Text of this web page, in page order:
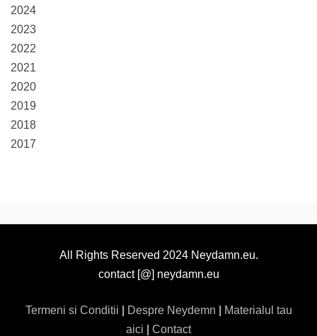
2024
2023
2022
2021
2020
2019
2018
2017
All Rights Reserved 2024 Neydamn.eu.
contact [@] neydamn.eu
Termeni si Conditii Despre Neydemn
Materialul tau
aici
Contact